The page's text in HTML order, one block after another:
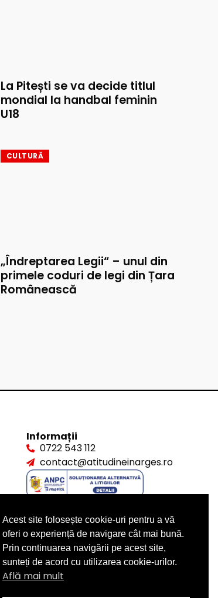
La Pitești se va decide titlul
mondial la handbal feminin
U18
CULTURĂ
„Îndreptarea Legii“ – unul din
primele coduri de legi din Țara
Românească
Informații
0722 543 112
contact@atitudineinarges.ro
Acest site folosește cookie-uri pentru a vă
oferi o experiență de navigare cât mai bună.
Prin continuarea navigării pe acest site,
sunteți de acord cu utilizarea cookie-urilor.
Află mai mult